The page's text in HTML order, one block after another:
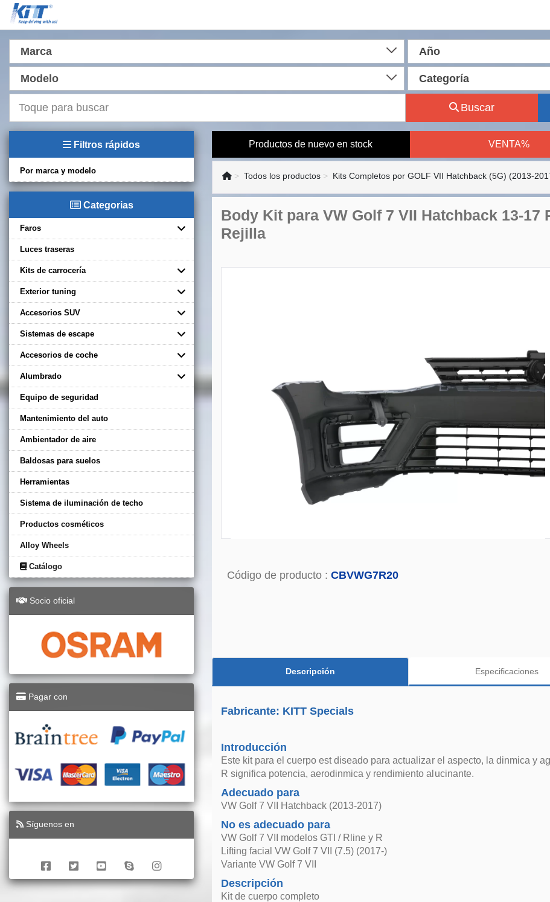
Marca Año
Modelo Categoría
Buscar
Filtros rápidos
Por marca y modelo
Categorias
Faros
Luces traseras
Kits de carrocería
Exterior tuning
Accesorios SUV
Sistemas de escape
Accesorios de coche
Alumbrado
Equipo de seguridad
Mantenimiento del auto
Ambientador de aire
Baldosas para suelos
Herramientas
Sistema de iluminación de techo
Productos cosméticos
Alloy Wheels
Catálogo
Socio oficial
Pagar con
Síguenos en
Productos de nuevo en stock VENTA%
Todos los productos Kits Completos por GOLF VII Hatchback (5G) (2013-
Body Kit para VW Golf 7 VII Hatchback 13-17
Rejilla
Código de producto : CBVWG7R20
Descripción Especificaciones
Fabricante: KITT Specials
Introducción
Este kit para el cuerpo est diseado para actualizar el aspecto, la dinmica y
R significa potencia, aerodinmica y rendimiento alucinante.
Adecuado para
VW Golf 7 VII Hatchback (2013-2017)
No es adecuado para
VW Golf 7 VII modelos GTI / Rline y R
Lifting facial VW Golf 7 VII (7.5) (2017-)
Variante VW Golf 7 VII
Descripción
Kit de cuerpo completo